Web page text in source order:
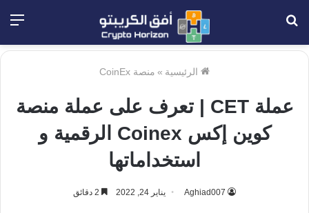
الرئيسية » منصة CoinEx
عملة CET | تعرف على عملة منصة
كوين إكس Coinex الرقمية و
استخداماتها
Aghiad007 يناير 24, 2022